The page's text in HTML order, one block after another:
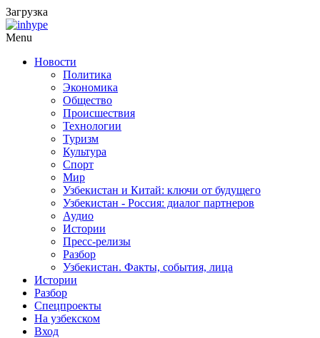
Загрузка
Menu
Новости
Политика
Экономика
Общество
Происшествия
Технологии
Туризм
Культура
Спорт
Мир
Узбекистан и Китай: ключи от будущего
Узбекистан - Россия: диалог партнеров
Аудио
Истории
Пресс-релизы
Разбор
Узбекистан. Факты, события, лица
Истории
Разбор
Спецпроекты
На узбекском
Вход